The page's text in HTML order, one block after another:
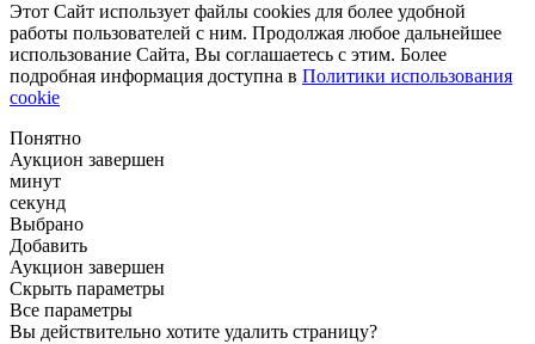
Этот Сайт использует файлы cookies для более удобной
работы пользователей с ним. Продолжая любое дальнейшее
использование Сайта, Вы соглашаетесь с этим. Более
подробная информация доступна в Политики использования
cookie
Понятно
Аукцион завершен
минут
секунд
Выбрано
Добавить
Аукцион завершен
Скрыть параметры
Все параметры
Вы действительно хотите удалить страницу?